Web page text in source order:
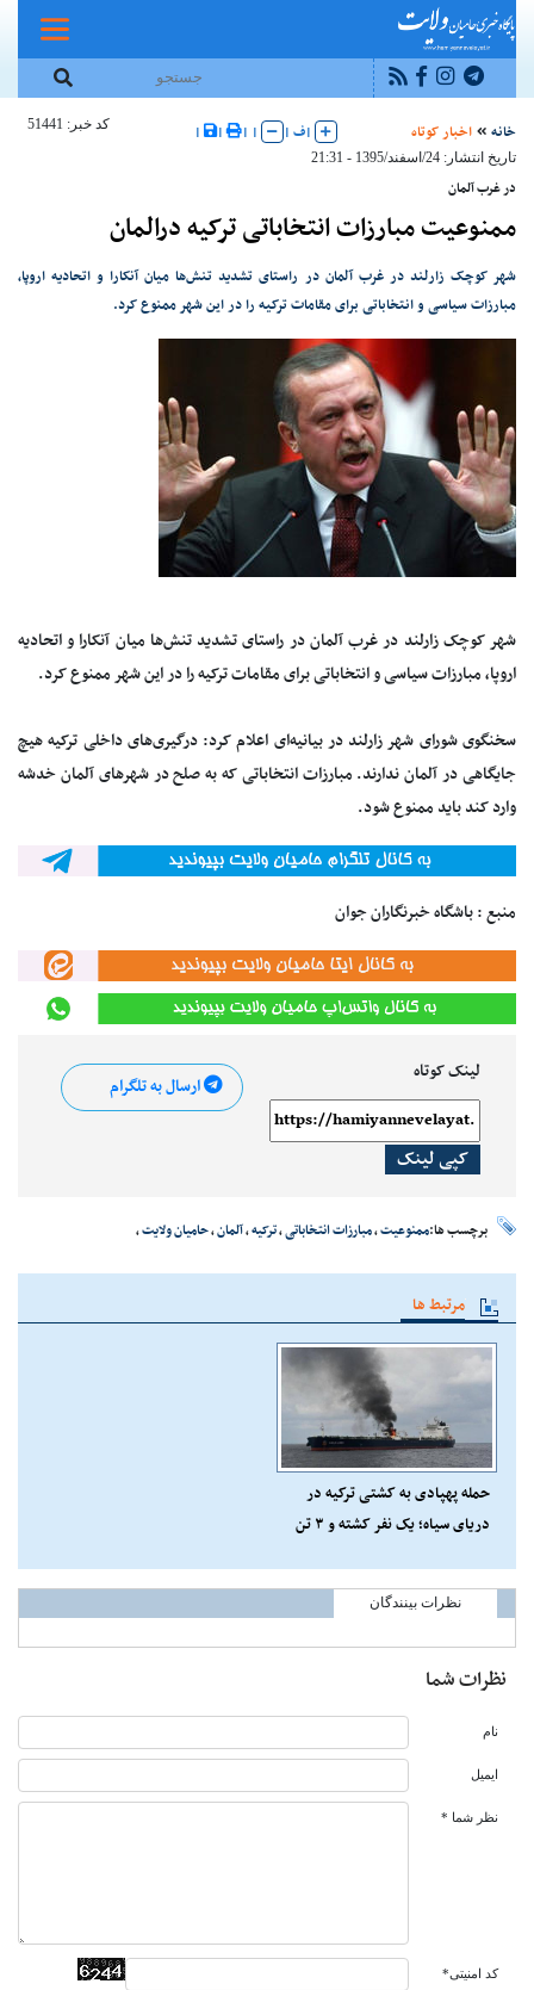
خانه اخبار کوتاه |ف |
|
|
|
|
کد خبر: 51441
تاریخ انتشار: 24/اسفند/1395 - 21:31
در غرب آلمان
ممنوعیت مبارزات انتخاباتی ترکیه درالمان
شهر کوچک زارلند در غرب آلمان در راستای تشدید تنش‌ها میان آنکارا و اتحادیه اروپا،
مبارزات سیاسی و انتخاباتی برای مقامات ترکیه را در این شهر ممنوع کرد.
شهر کوچک زارلند در غرب آلمان در راستای تشدید تنش‌ها میان آنکارا و اتحادیه
اروپا، مبارزات سیاسی و انتخاباتی برای مقامات ترکیه را در این شهر ممنوع کرد.
سخنگوی شورای شهر زارلند در بیانیه‌ای اعلام کرد: درگیری‌های داخلی ترکیه هیچ
جایگاهی در آلمان ندارند. مبارزات انتخاباتی که به صلح در شهرهای آلمان خدشه
وارد کند باید ممنوع شود.
منبع : باشگاه خبرنگاران جوان
لینک کوتاه
کپی لینک
ارسال به تلگرام
برچسب ها:ممنوعیت،مبارزات انتخاباتی،ترکیه،آلمان،حامیان ولایت،
مرتبط ها
حمله پهپادی به کشتی ترکیه در
دریای سیاه؛ یک نفر کشته و ۳ تن
نظرات بینندگان
نظرات شما
نام
ایمیل
نظر شما *
کد امنیتی*